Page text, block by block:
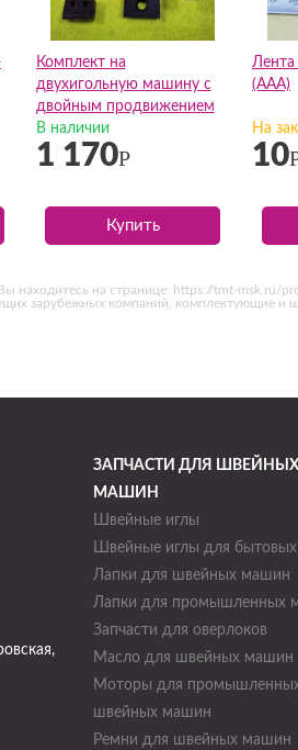
Комплект на
двухигольную машину с
двойным продвижением
без отключения игл LH515
5/32 JZ
В наличии
1 170Р
Купить
Лента
(AAA)
На
10
находитесь на странице: https://tmt-
зарубежных компаний, комплектующие и
ЗАПЧАСТИ ДЛЯ ШВЕЙНЫХ
МАШИН
Швейные иглы
Швейные иглы для
Лапки для швейных машин
Лапки для промышленных
Запчасти для оверлоков
Масло для швейных машин
Моторы для
швейных машин
Ремни для швейных машин